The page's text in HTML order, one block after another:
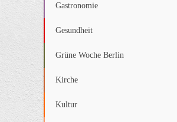
Gastronomie
Gesundheit
Grüne Woche Berlin
Kirche
Kultur